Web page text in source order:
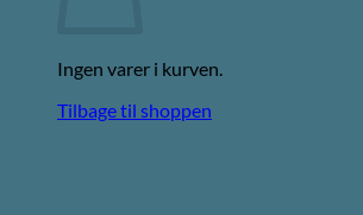
Ingen varer i kurven.
Tilbage til shoppen